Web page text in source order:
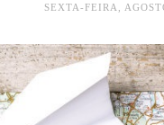
SEXTA-FEIRA,